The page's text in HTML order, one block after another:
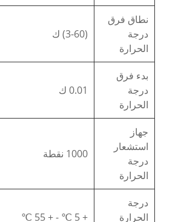
نطاق فرق
درجة
الحرارة
(3-60) ك
بدء فرق
درجة
الحرارة
0.01 ك
جهاز
استشعار
درجة
الحرارة
1000 نقطة
درجة
الحرارة
+ 5 ℃ - + 55 ℃